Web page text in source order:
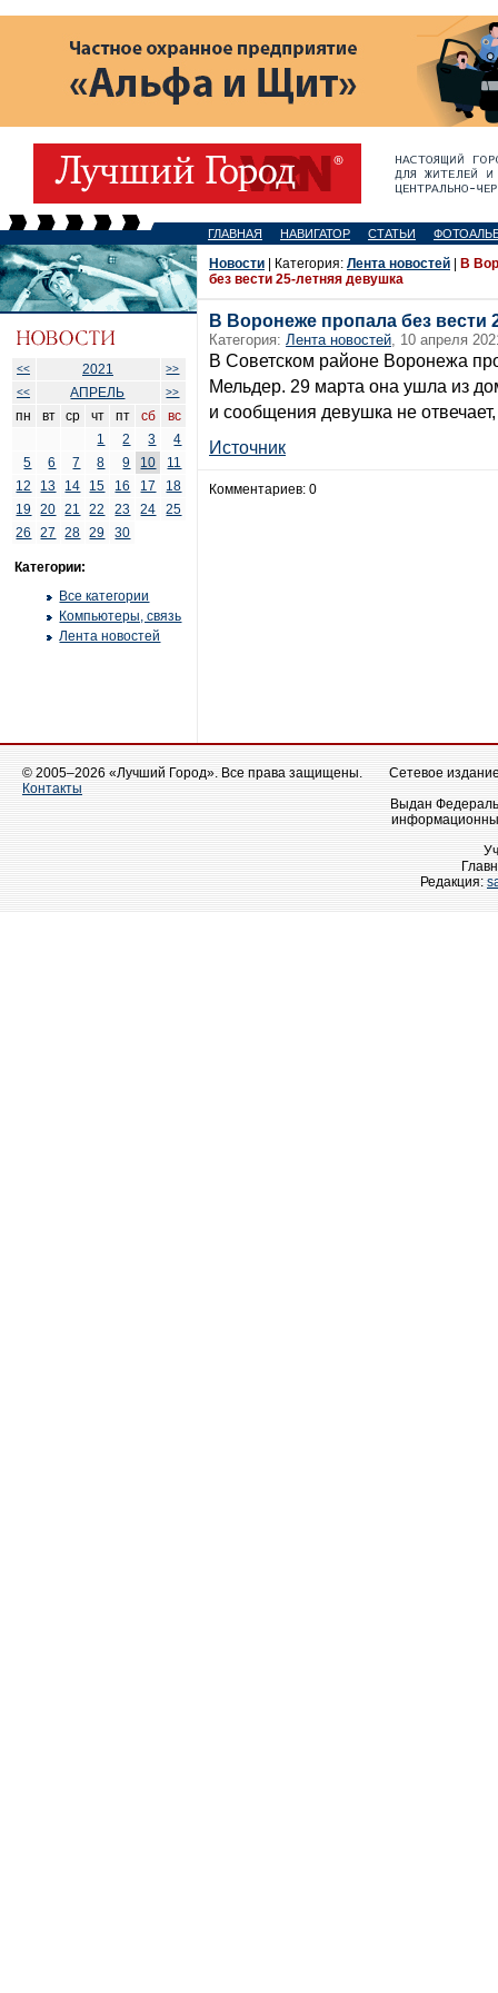
ГЛАВНАЯ НАВИГАТОР СТАТЬИ
<< 2021
>>
<<
АПРЕЛЬ >>
пн вт ср чт пт сб
вс
1
2 3
4
5
6 7 8 9 10
11
12
13 14 15 16 17
18
19
20 21 22 23 24
25
26
27 28 29 30
Категории:
Все категории
Компьютеры, связь
Лента новостей
Новости | Категория: Лента новостей
В
без вести 25-летняя девушка
В Воронеже пропала без вести
Категория: Лента новостей, 10 апреля
В Советском районе Воронежа
Мельдер. 29 марта она ушла из
и сообщения девушка не
Источник
Комментариев: 0
© 2005–2026 «Лучший Город». Все права защищены.
Контакты
Сетевое
Выдан
Редакция: